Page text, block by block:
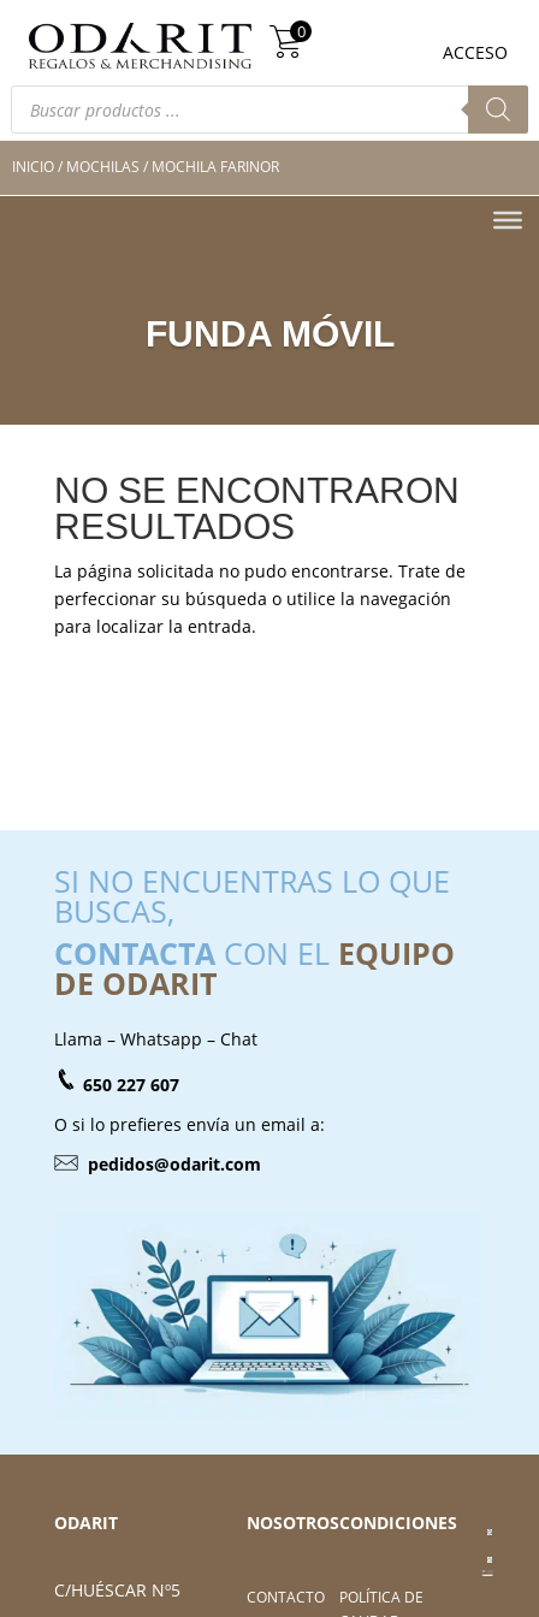
Búsqueda
de
productos
0
ACCESO
0
Búsqueda
productos
INICIO/ MOCHILAS / MOCHILA FARINOR
FUNDA MÓVIL
NO SE ENCONTRARON
RESULTADOS
La página solicitada no pudo encontrarse. Trate de
perfeccionar su búsqueda o utilice la navegación
para localizar la entrada.
SI NO ENCUENTRAS LO QUE
BUSCAS,
CONTACTACON EL EQUIPO
DE ODARIT
Llama – Whatsapp – Chat
650 227 607
O si lo prefieres envía un email a:
pedidos@odarit.com
ODARIT
C/HUÉSCAR Nº5
NOSOTROS
CONTACTO
CONDICIONES
POLÍTICA DE